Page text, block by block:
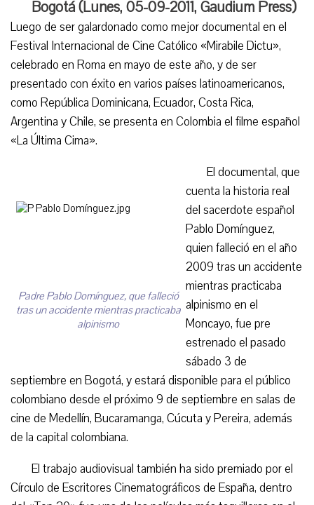
Bogotá (Lunes, 05-09-2011, Gaudium Press)
Luego de ser galardonado como mejor documental en el
Festival Internacional de Cine Católico «Mirabile Dictu»,
celebrado en Roma en mayo de este año, y de ser
presentado con éxito en varios países latinoamericanos,
como República Dominicana, Ecuador, Costa Rica,
Argentina y Chile, se presenta en Colombia el filme español
«La Última Cima».
Padre Pablo Domínguez, que falleció
tras un accidente mientras practicaba
alpinismo
El documental, que
cuenta la historia real
del sacerdote español
Pablo Domínguez,
quien falleció en el año
2009 tras un accidente
mientras practicaba
alpinismo en el
Moncayo, fue pre
estrenado el pasado
sábado 3 de
septiembre en Bogotá, y estará disponible para el público
colombiano desde el próximo 9 de septiembre en salas de
cine de Medellín, Bucaramanga, Cúcuta y Pereira, además
de la capital colombiana.
El trabajo audiovisual también ha sido premiado por el
Círculo de Escritores Cinematográficos de España, dentro